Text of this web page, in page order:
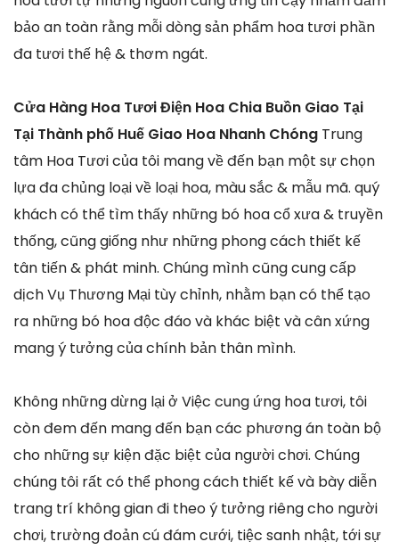
bảo an toàn rằng mỗi dòng sản phẩm hoa tươi phần
đa tươi thế hệ & thơm ngát.
Cửa Hàng Hoa Tươi Điện Hoa Chia Buồn Giao Tại
Tại Thành phố Huế Giao Hoa Nhanh Chóng Trung
tâm Hoa Tươi của tôi mang về đến bạn một sự chọn
lựa đa chủng loại về loại hoa, màu sắc & mẫu mã. quý
khách có thể tìm thấy những bó hoa cổ xưa & truyền
thống, cũng giống như những phong cách thiết kế
tân tiến & phát minh. Chúng mình cũng cung cấp
dịch Vụ Thương Mại tùy chỉnh, nhằm bạn có thể tạo
ra những bó hoa độc đáo và khác biệt và cân xứng
mang ý tưởng của chính bản thân mình.
Không những dừng lại ở Việc cung ứng hoa tươi, tôi
còn đem đến mang đến bạn các phương án toàn bộ
cho những sự kiện đặc biệt của người chơi. Chúng
chúng tôi rất có thể phong cách thiết kế và bày diễn
trang trí không gian đi theo ý tưởng riêng cho người
chơi, trường đoản cú đám cưới, tiệc sanh nhật, tới sự